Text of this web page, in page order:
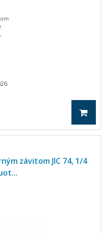
závitom JIC 74, 1/4